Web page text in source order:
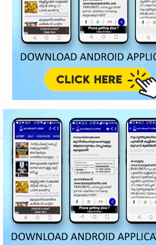
©2026‧My Kasaragod Vartha |
Privacy Policy
Grievance Redressal